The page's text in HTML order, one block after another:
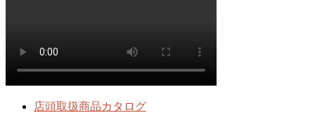
店頭取扱商品カタログ